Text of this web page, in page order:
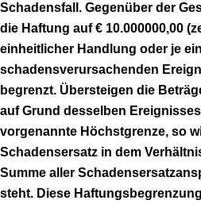
Schadensfall. Gegenüber der
die Haftung auf € 10.000000,00
einheitlicher Handlung oder je
schadensverursachenden
begrenzt. Übersteigen die
auf Grund desselben
vorgenannte Höchstgrenze, so
Schadensersatz in dem
Summe aller
steht. Diese